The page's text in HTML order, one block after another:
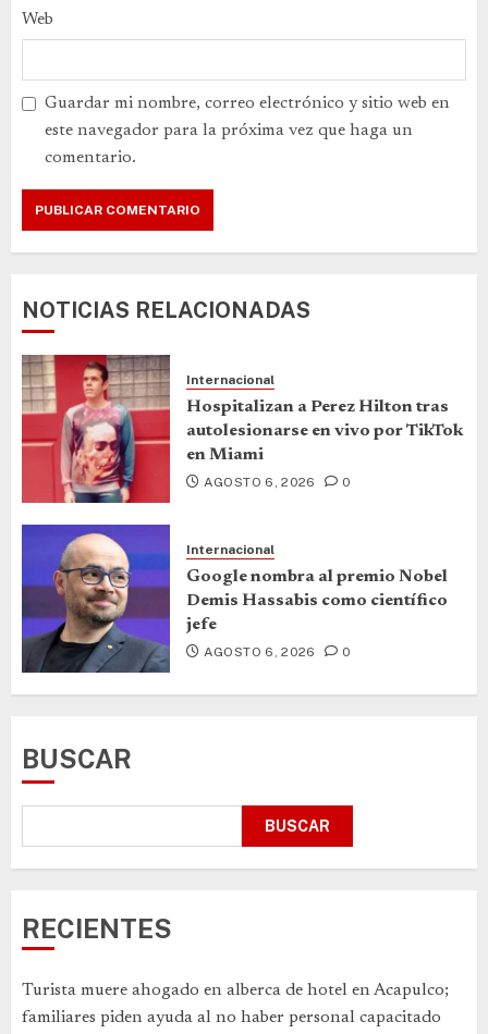
Web
Guardar mi nombre, correo electrónico y sitio web en
este navegador para la próxima vez que haga un
comentario.
NOTICIAS RELACIONADAS
Internacional
Hospitalizan a Perez Hilton tras
autolesionarse en vivo por TikTok
en Miami
AGOSTO 6, 2026 0
Internacional
Google nombra al premio Nobel
Demis Hassabis como científico
jefe
AGOSTO 6, 2026 0
BUSCAR
BUSCAR
RECIENTES
Turista muere ahogado en alberca de hotel en Acapulco;
familiares piden ayuda al no haber personal capacitado